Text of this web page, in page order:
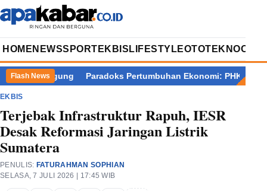
HOME NEWSSPORT EKBIS LIFESTYLEOTOTEKNOOPINI
Flash News
Kejagung Paradoks Pertumbuhan Ekonomi: PHK Meledak,
EKBIS
Terjebak Infrastruktur Rapuh, IESR
Desak Reformasi Jaringan Listrik
Sumatera
PENULIS: FATURAHMAN SOPHIAN
SELASA, 7 JULI 2026 | 17:45 WIB